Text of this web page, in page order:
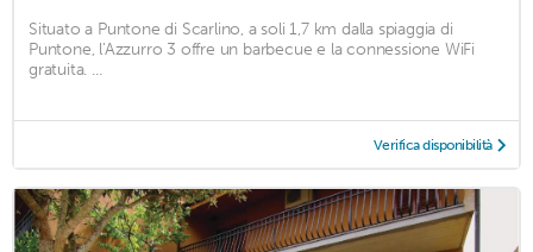
Situato a Puntone di Scarlino, a soli 1,7 km dalla spiaggia di
Puntone, l'Azzurro 3 offre un barbecue e la connessione WiFi
gratuita. ...
Verifica disponibilità